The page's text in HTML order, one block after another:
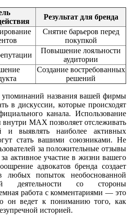
Результат для бренда
Снятие барьеров перед
покупкой
Повышение лояльности
аудитории
Создание востребованных
решений
упоминаний названия вашей фирмы
в дискуссии, которые происходят
канала. Использование
MAX позволяет отслеживать
и выявлять наиболее активных
стать вашими союзниками. Не
за положительные отзывы
активное участие в жизни вашего
адвокатов бренда создает
любых попыток необоснованной
деятельности со стороны
работа с комментариями — это
он ведет к пониманию того, как
историей.